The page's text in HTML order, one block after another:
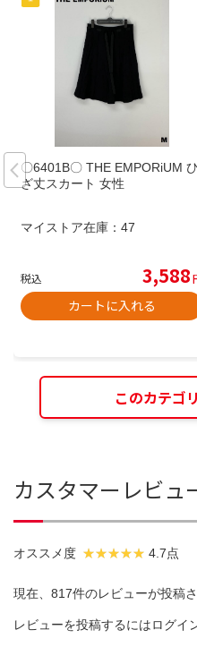
〇6401B〇 THE EMPORiUM ひ
ざ丈スカート 女性
マイストア在庫： 47
税込 3,588
カートに入れる
このカテゴ
カスタマーレビュ
オススメ度 4.7点
現在、817件のレビューが投稿さ
レビューを投稿するにはログイ